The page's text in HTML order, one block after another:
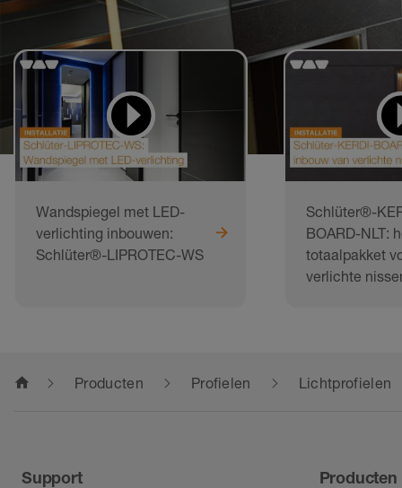
Wandspiegel met LED-
verlichting inbouwen:
Schlüter®-LIPROTEC-WS
Schlüter®-
BOARD-NLT:
totaalpakket
verlichte
home Producten Profielen Lichtprofielen
Support Producten